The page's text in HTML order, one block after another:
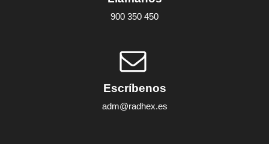
900 350 450
Escríbenos
adm@radhex.es